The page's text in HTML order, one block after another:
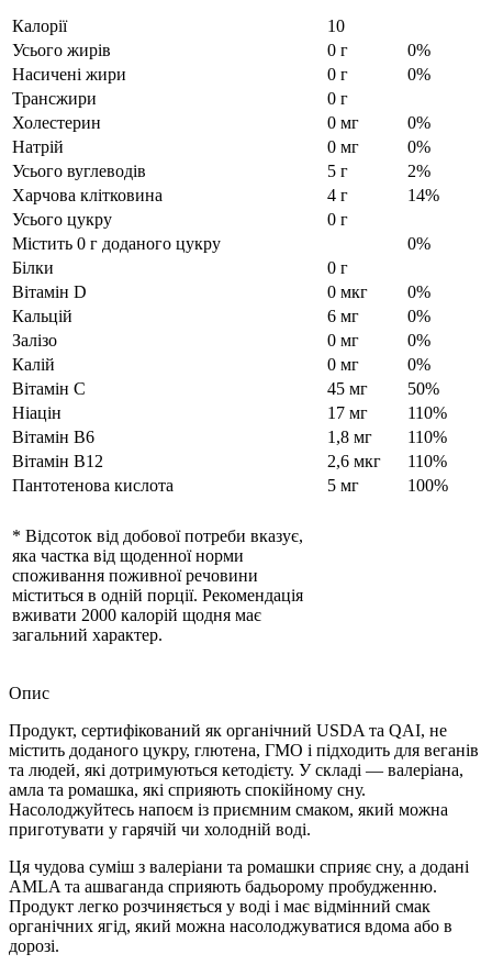
Калорії
10
Усього жирів
0 г
0%
Насичені жири
0 г
0%
Трансжири
0 г
Холестерин
0 мг
0%
Натрій
0 мг
0%
Усього вуглеводів
5 г
2%
Харчова клітковина
4 г
14%
Усього цукру
0 г
Містить 0 г доданого цукру
0%
Білки
0 г
Вітамін D
0 мкг
0%
Кальцій
6 мг
0%
Залізо
0 мг
0%
Калій
0 мг
0%
Вітамін C
45 мг
50%
Ніацін
17 мг
110%
Вітамін B6
1,8 мг
110%
Вітамін B12
2,6 мкг
110%
Пантотенова кислота
5 мг 100%
* Відсоток від добової потреби вказує,
яка частка від щоденної норми
споживання поживної речовини
міститься в одній порції. Рекомендація
вживати 2000 калорій щодня має
загальний характер.
Опис
Продукт, сертифікований як органічний USDA та QAI, не
містить доданого цукру, глютена, ГМО і підходить для веганів
та людей, які дотримуються кетодієту. У складі — валеріана,
амла та ромашка, які сприяють спокійному сну.
Насолоджуйтесь напоєм із приємним смаком, який можна
приготувати у гарячій чи холодній воді.
Ця чудова суміш з валеріани та ромашки сприяє сну, а додані
AMLA та ашваганда сприяють бадьорому пробудженню.
Продукт легко розчиняється у воді і має відмінний смак
органічних ягід, який можна насолоджуватися вдома або в
дорозі.